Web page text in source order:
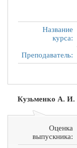
Название
курса:
Преподаватель:
Кузьменко А. И.
Оценка
выпускника: